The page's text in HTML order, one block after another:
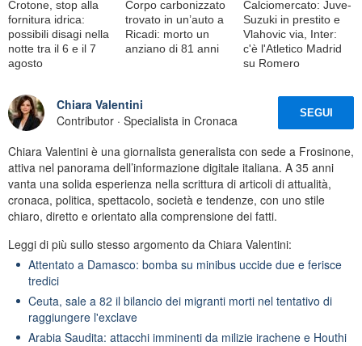
Crotone, stop alla
fornitura idrica:
possibili disagi nella
notte tra il 6 e il 7
agosto
Corpo carbonizzato
trovato in un’auto a
Ricadi: morto un
anziano di 81 anni
Calciomercato: Juve-
Suzuki in prestito e
Vlahovic via, Inter:
c'è l'Atletico Madrid
su Romero
Chiara Valentini
Contributor · Specialista in Cronaca
SEGUI
Chiara Valentini è una giornalista generalista con sede a Frosinone,
attiva nel panorama dell’informazione digitale italiana. A 35 anni
vanta una solida esperienza nella scrittura di articoli di attualità,
cronaca, politica, spettacolo, società e tendenze, con uno stile
chiaro, diretto e orientato alla comprensione dei fatti.
Leggi di più sullo stesso argomento da Chiara Valentini:
Attentato a Damasco: bomba su minibus uccide due e ferisce
tredici
Ceuta, sale a 82 il bilancio dei migranti morti nel tentativo di
raggiungere l'exclave
Arabia Saudita: attacchi imminenti da milizie irachene e Houthi